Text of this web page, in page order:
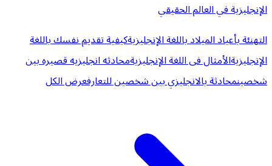
الإنجليزية في العالم الحقيقي
التهنئة بأعياد الميلاد باللغة الإنجليزيةكيفية تقديم نفسك باللغة
الإنجليزيةالأمثال فى اللغة الإنجليزيةمحادثه انجليزيه قصيره بين
شخصينمحادثة بالانجليزي بين شخصين للتعارفعرض الكل